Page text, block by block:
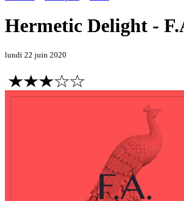
Hermetic Delight -
lundi 22 juin 2020